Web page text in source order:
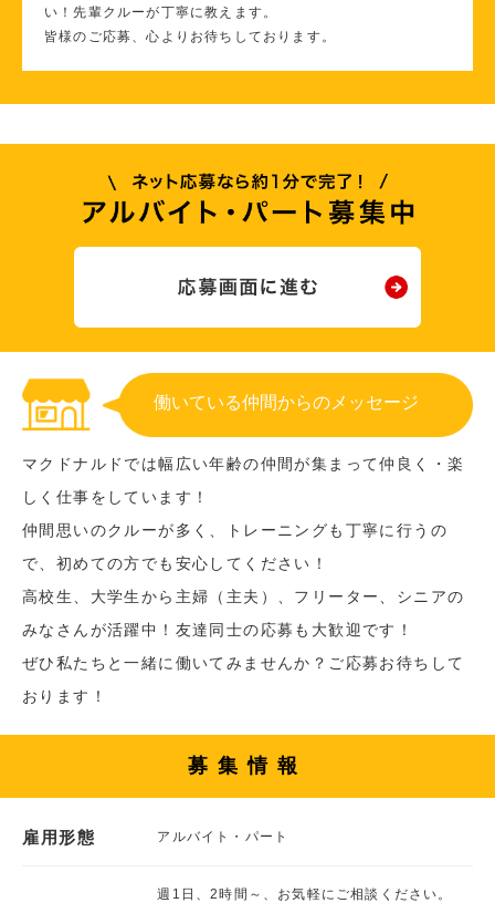
い！先輩クルーが丁寧に教えます。
皆様のご応募、心よりお待ちしております。
働いている仲間からのメッセージ
マクドナルドでは幅広い年齢の仲間が集まって仲良く・楽
しく仕事をしています！
仲間思いのクルーが多く、トレーニングも丁寧に行うの
で、初めての方でも安心してください！
高校生、大学生から主婦（主夫）、フリーター、シニアの
みなさんが活躍中！友達同士の応募も大歓迎です！
ぜひ私たちと一緒に働いてみませんか？ご応募お待ちして
おります！
募集情報
雇用形態 アルバイト・パート
週1日、2時間～、お気軽にご相談ください。